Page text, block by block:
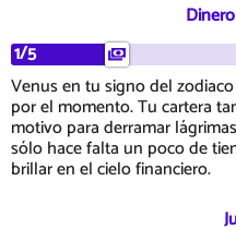
1/5
Venus en tu signo del
por el momento. Tu cartera
motivo para derramar
sólo hace falta un poco de
brillar en el cielo financiero.